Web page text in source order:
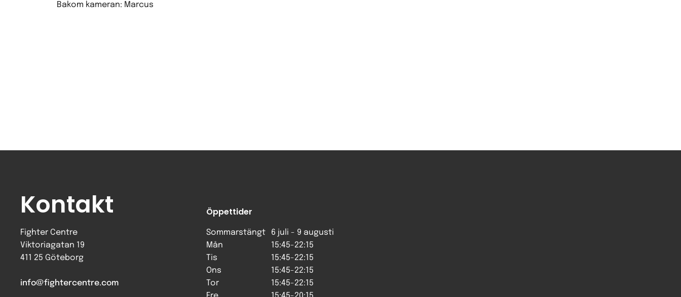
Bakom kameran: Marcus
Kontakt
Fighter Centre
Viktoriagatan 19
411 25 Göteborg
info@fightercentre.com
Öppettider
Sommarstängt
6 juli - 9 augusti
Mån
15:45-22:15
Tis
15:45-22:15
Ons
15:45-22:15
Tor
15:45-22:15